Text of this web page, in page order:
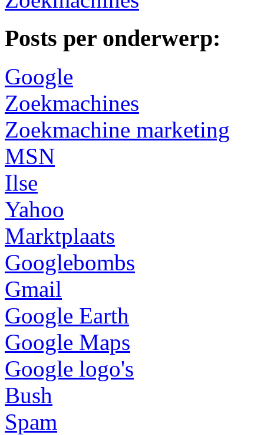
Posts per onderwerp:
Google
Zoekmachines
Zoekmachine marketing
MSN
Ilse
Yahoo
Marktplaats
Googlebombs
Gmail
Google Earth
Google Maps
Google logo's
Bush
Spam